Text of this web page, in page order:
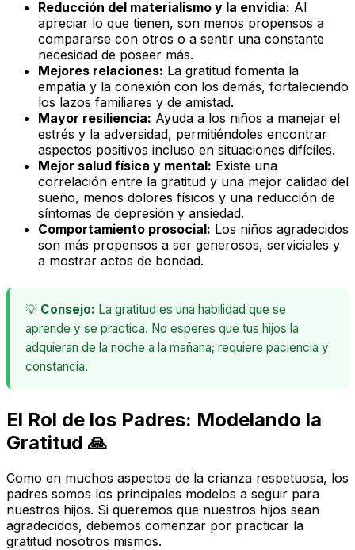
Reducción del materialismo y la envidia: Al
apreciar lo que tienen, son menos propensos a
compararse con otros o a sentir una constante
necesidad de poseer más.
Mejores relaciones: La gratitud fomenta la
empatía y la conexión con los demás, fortaleciendo
los lazos familiares y de amistad.
Mayor resiliencia: Ayuda a los niños a manejar el
estrés y la adversidad, permitiéndoles encontrar
aspectos positivos incluso en situaciones difíciles.
Mejor salud física y mental: Existe una
correlación entre la gratitud y una mejor calidad del
sueño, menos dolores físicos y una reducción de
síntomas de depresión y ansiedad.
Comportamiento prosocial: Los niños agradecidos
son más propensos a ser generosos, serviciales y
a mostrar actos de bondad.
💡 Consejo: La gratitud es una habilidad que se
aprende y se practica. No esperes que tus hijos la
adquieran de la noche a la mañana; requiere paciencia y
constancia.
El Rol de los Padres: Modelando la
Gratitud 🙏
Como en muchos aspectos de la crianza respetuosa, los
padres somos los principales modelos a seguir para
nuestros hijos. Si queremos que nuestros hijos sean
agradecidos, debemos comenzar por practicar la
gratitud nosotros mismos.